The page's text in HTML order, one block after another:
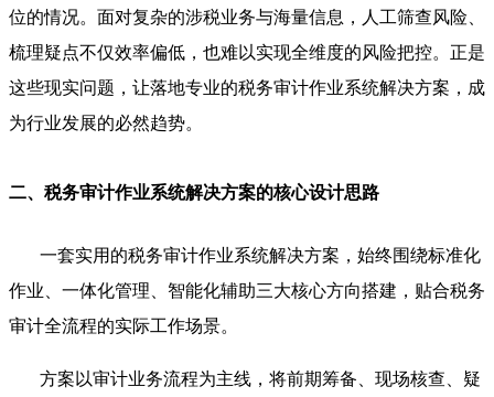
位的情况。面对复杂的涉税业务与海量信息，人工筛查风险、
梳理疑点不仅效率偏低，也难以实现全维度的风险把控。正是
这些现实问题，让落地专业的税务审计作业系统解决方案，成
为行业发展的必然趋势。
二、税务审计作业系统解决方案的核心设计思路
一套实用的税务审计作业系统解决方案，始终围绕标准化
作业、一体化管理、智能化辅助三大核心方向搭建，贴合税务
审计全流程的实际工作场景。
方案以审计业务流程为主线，将前期筹备、现场核查、疑